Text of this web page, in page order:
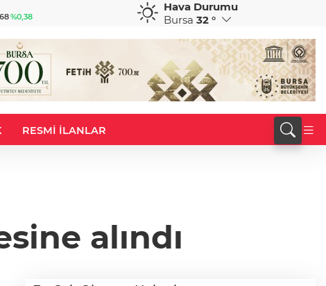
%0,38 %0,82
CAD
34,1883
Hava Durumu
Bursa 32 °
RESMİ İLANLAR
alındı